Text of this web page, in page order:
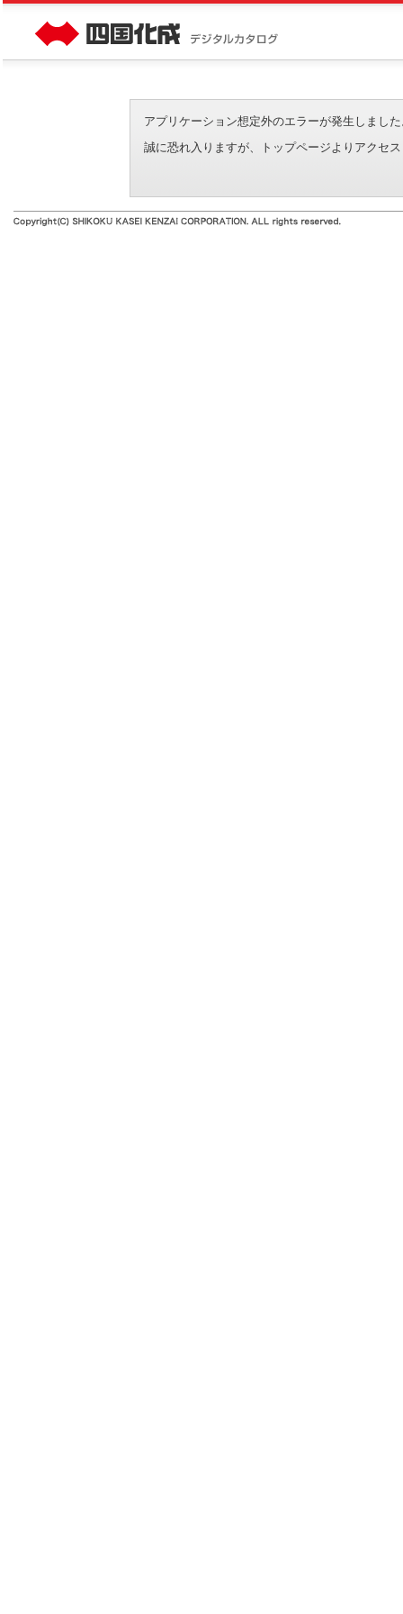
アプリケーション想定外のエラーが発生しまし
誠に恐れ入りますが、トップページよりアクセ